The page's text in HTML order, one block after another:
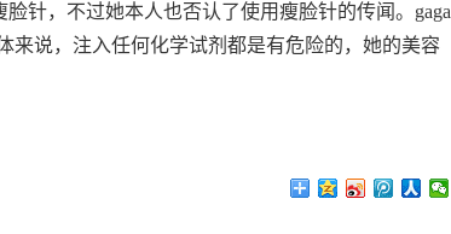
针，不过她本人也否认了使用瘦脸针的传闻。gaga
来说，注入任何化学试剂都是有危险的，她的美容